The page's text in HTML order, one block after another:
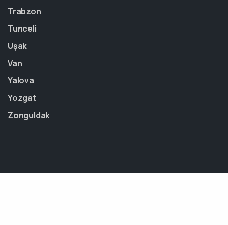
Trabzon
Tunceli
Uşak
Van
Yalova
Yozgat
Zonguldak